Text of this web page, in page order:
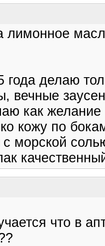
лимонное
делаю
вечные
как
кожу по
морской
что в